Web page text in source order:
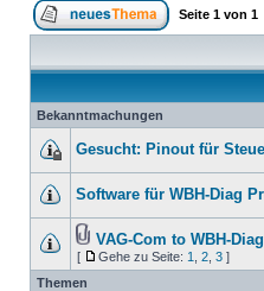
Seite 1 von 1
Bekanntmachungen
Gesucht: Pinout für
Software für WBH-Diag
VAG-Com to WBH-Diag
[ Gehe zu Seite: 1 2 3 ]
Themen